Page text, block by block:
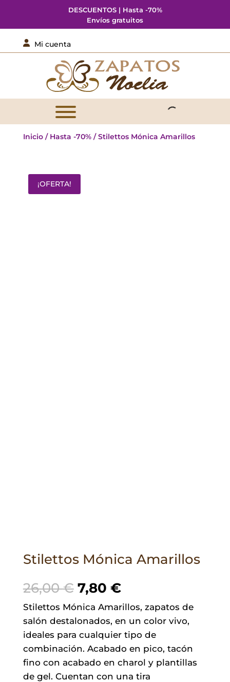
DESCUENTOS | Hasta -70%
Envíos gratuitos
 Mi cuenta
Inicio/ Hasta -70%/ Stilettos Mónica Amarillos
¡OFERTA!
Stilettos Mónica Amarillos
26,00€ El
precio
original
era:
26,00 €.
7,80 €El
precio
actual
es:
7,80 €.
Stilettos Mónica Amarillos, zapatos de
salón destalonados, en un color vivo,
ideales para cualquier tipo de
combinación. Acabado en pico, tacón
fino con acabado en charol y plantillas
de gel. Cuentan con una tira